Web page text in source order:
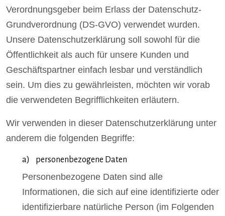
Verordnungsgeber beim Erlass der Datenschutz-
Grundverordnung (DS-GVO) verwendet wurden.
Unsere Datenschutzerklärung soll sowohl für die
Öffentlichkeit als auch für unsere Kunden und
Geschäftspartner einfach lesbar und verständlich
sein. Um dies zu gewährleisten, möchten wir vorab
die verwendeten Begrifflichkeiten erläutern.
Wir verwenden in dieser Datenschutzerklärung unter
anderem die folgenden Begriffe:
a) personenbezogene Daten
Personenbezogene Daten sind alle
Informationen, die sich auf eine identifizierte oder
identifizierbare natürliche Person (im Folgenden